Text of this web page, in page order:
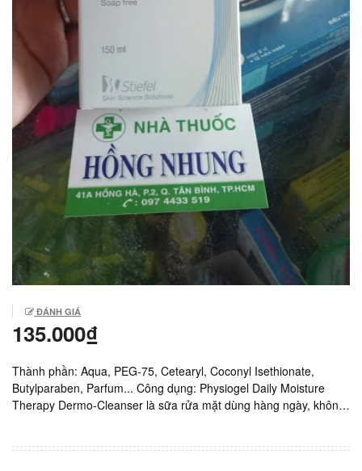
ĐÁNH GIÁ
135.000₫
Thành phần: Aqua, PEG-75, Cetearyl, Coconyl Isethionate,
Butylparaben, Parfum... Công dụng: Physiogel Daily Moisture
Therapy Dermo-Cleanser là sữa rửa mặt dùng hàng ngày, không
nhẹ, có thể sử dụng cho mọi loại da kể cả da em bé và trẻ nhỏ,